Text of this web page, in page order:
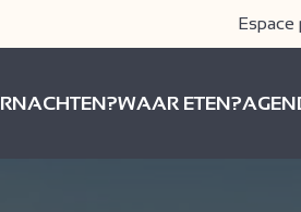
Espace
WAAR ETEN?